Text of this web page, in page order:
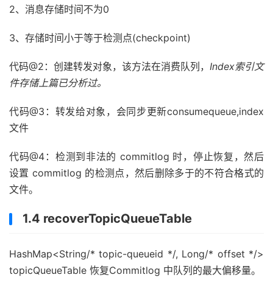
// Intermediate file read error
                    log
. info ( "recover physics file
break
// Come the end of the file,
// Since the return 0
else
if (size == 0)
{
                    index
// The current branch under
// not happen
                        log
. info("recover physics
                        mappedFile
=
                        mappedFileOffset
= 0;
                        log
.info("recover next
2、消息存储时间不为0
3、存储时间小于等于检测点(checkpoint)
代码@2：创建转发对象，该方法在消费队列， Index索引文
件存储上篇已分析过。
代码@3：转发给对象，会同步更新consumequeue,index
文件
代码@4：检测到非法的 commitlog 时，停止恢复，然后
设置 commitlog 的检测点，然后删除多于的不符合格式的
文件。
1.4 recoverTopicQueueTable
HashMap<String/* topic-queueid */, Long/* offset */>
topicQueueTable 恢复Commitlog 中队列的最大偏移量。